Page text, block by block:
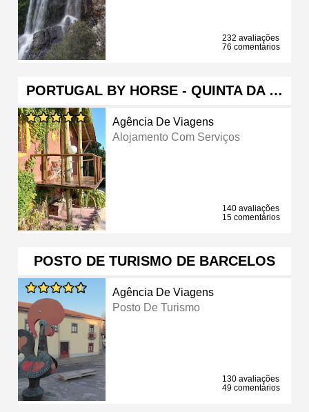
232 avaliações
76 comentários
PORTUGAL BY HORSE - QUINTA DA …
Agência De Viagens
Alojamento Com Serviços
140 avaliações
15 comentários
POSTO DE TURISMO DE BARCELOS
Agência De Viagens
Posto De Turismo
130 avaliações
49 comentários